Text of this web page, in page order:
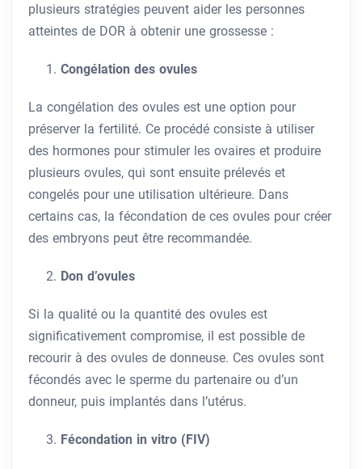
plusieurs stratégies peuvent aider les personnes
atteintes de DOR à obtenir une grossesse :
Congélation des ovules
La congélation des ovules est une option pour
préserver la fertilité. Ce procédé consiste à utiliser
des hormones pour stimuler les ovaires et produire
plusieurs ovules, qui sont ensuite prélevés et
congelés pour une utilisation ultérieure. Dans
certains cas, la fécondation de ces ovules pour créer
des embryons peut être recommandée.
Don d’ovules
Si la qualité ou la quantité des ovules est
significativement compromise, il est possible de
recourir à des ovules de donneuse. Ces ovules sont
fécondés avec le sperme du partenaire ou d’un
donneur, puis implantés dans l’utérus.
Fécondation in vitro (FIV)